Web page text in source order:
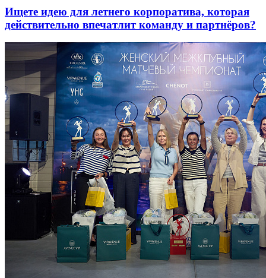
Ищете идею для летнего корпоратива, которая
действительно впечатлит команду и партнёров?